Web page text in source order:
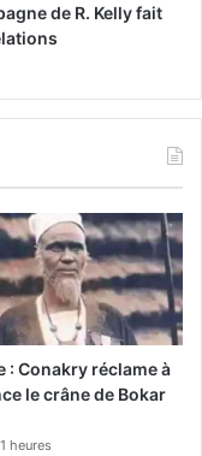
de R. Kelly fait
: Conakry réclame à
le crâne de Bokar
heures